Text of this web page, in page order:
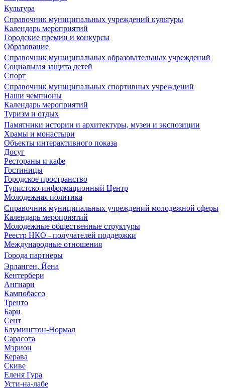
Культура
Справочник муниципальных учреждений культуры
Календарь мероприятий
Городские премии и конкурсы
Образование
Справочник муниципальных образовательных учреждений
Социальная защита детей
Спорт
Справочник муниципальных спортивных учреждений
Наши чемпионы
Календарь мероприятий
Туризм и отдых
Памятники истории и архитектуры, музеи и экспозиции
Храмы и монастыри
Объекты интерактивного показа
Досуг
Рестораны и кафе
Гостиницы
Городское пространство
Туристско-информационный Центр
Молодежная политика
Справочник муниципальных учреждений молодежной сферы
Календарь мероприятий
Молодежные общественные структуры
Реестр НКО - получателей поддержки
Международные отношения
Города партнеры
Эрланген, Йена
Кентербери
Ангиари
Кампобассо
Тренто
Бари
Сент
Блумингтон-Нормал
Сарасота
Мэрион
Керава
Скиве
Еленя Гура
Усти-на-лабе